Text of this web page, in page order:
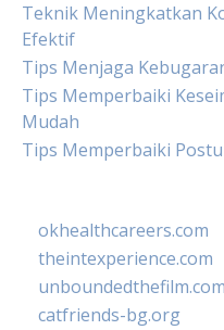
Teknik Meningkatkan
Efektif
Tips Menjaga
Tips Memperbaiki
Mudah
Tips Memperbaiki
okhealthcareers.com
theintexperience.com
unboundedthefilm.com
catfriends-bg.org